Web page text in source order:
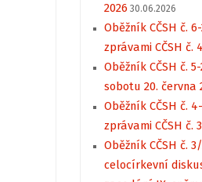
2026 30.06.2026
Oběžník CČSH č.
zprávami CČSH č.
Oběžník CČSH č.
sobotu 20. června
Oběžník CČSH č.
zprávami CČSH č.
Oběžník CČSH č.
celocírkevní